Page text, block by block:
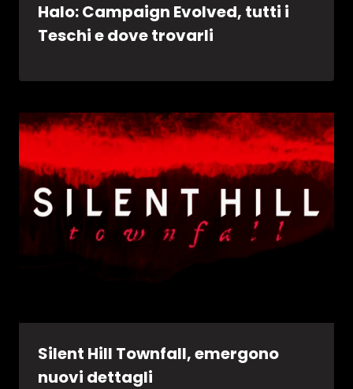
Halo: Campaign Evolved, tutti i
Teschi e dove trovarli
Silent Hill Townfall, emergono
nuovi dettagli